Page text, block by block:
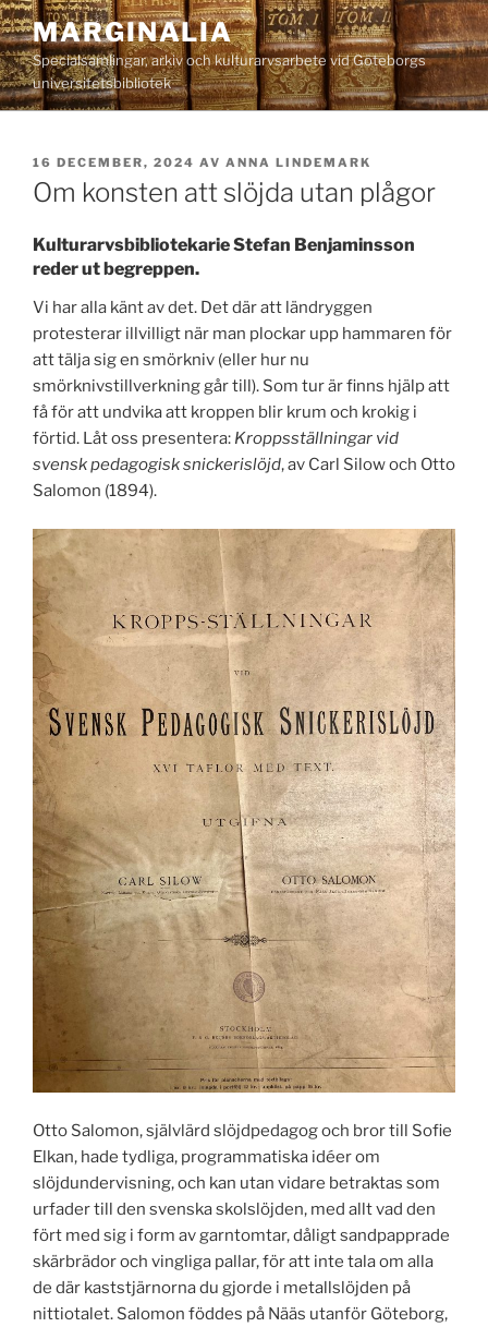
Hoppa
till
innehåll
MARGINALIA
Specialsamlingar, arkiv och kulturarvsarbete vid Göteborgs
universitetsbibliotek
PUBLICERAT
16 DECEMBER, 2024 AV ANNA LINDEMARK
Om konsten att slöjda utan plågor
Kulturarvsbibliotekarie Stefan Benjaminsson
reder ut begreppen.
Vi har alla känt av det. Det där att ländryggen
protesterar illvilligt när man plockar upp hammaren för
att tälja sig en smörkniv (eller hur nu
smörknivstillverkning går till). Som tur är finns hjälp att
få för att undvika att kroppen blir krum och krokig i
förtid. Låt oss presentera: Kroppsställningar vid
svensk pedagogisk snickerislöjd, av Carl Silow och Otto
Salomon (1894).
Otto Salomon, självlärd slöjdpedagog och bror till Sofie
Elkan, hade tydliga, programmatiska idéer om
slöjdundervisning, och kan utan vidare betraktas som
urfader till den svenska skolslöjden, med allt vad den
fört med sig i form av garntomtar, dåligt sandpapprade
skärbrädor och vingliga pallar, för att inte tala om alla
de där kaststjärnorna du gjorde i metallslöjden på
nittiotalet. Salomon föddes på Nääs utanför Göteborg,